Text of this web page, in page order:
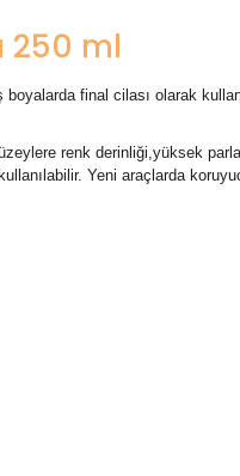
250 ml
final cilası olarak
renk derinliği,yüksek
Yeni araçlarda